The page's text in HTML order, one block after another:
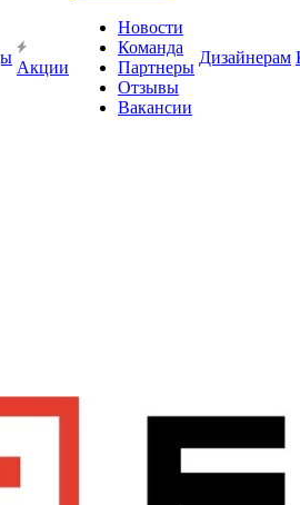
Акции
Новости
Команда
Партнеры
Отзывы
Вакансии
Дизайнерам